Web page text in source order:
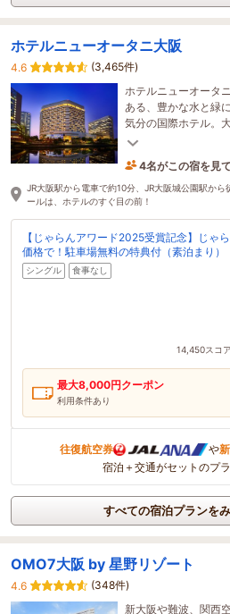
ホテルニューオータニ大阪
4.6
(3,465件)
ホテルニューオータ
ある、豊かな水と緑
気分の国際ホテル。
リアにもアクセス抜群
4名がこの宿を見
13分前に予約され
JR大阪駅から電車で約10分、JR大阪城公園駅から
ールは、ホテルのすぐ目の前！
【じゃらんアワード2025受賞記念】じゃ
価格で！駐車場無料の特典付（素泊まり）
シングル 食事なし
14,450スコ
最大8,000円クーポン
利用条件あり
往復航空券 や
宿泊＋交通がセットのプ
すべての宿泊プランをみ
OMO7大阪 by 星野リゾート
4.6
(348件)
新大阪や難波、関西